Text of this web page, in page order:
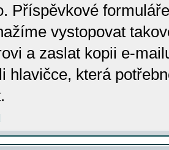
Příspěvkové
vystopovat
a zaslat kopii e-
hlavičce, která